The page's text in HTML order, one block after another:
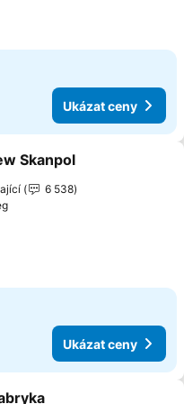
Ukázat ceny
na seznam oblíbených
Skanpol
6 538
Ukázat ceny